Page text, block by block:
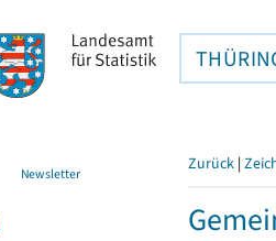
Newsletter Zurück |